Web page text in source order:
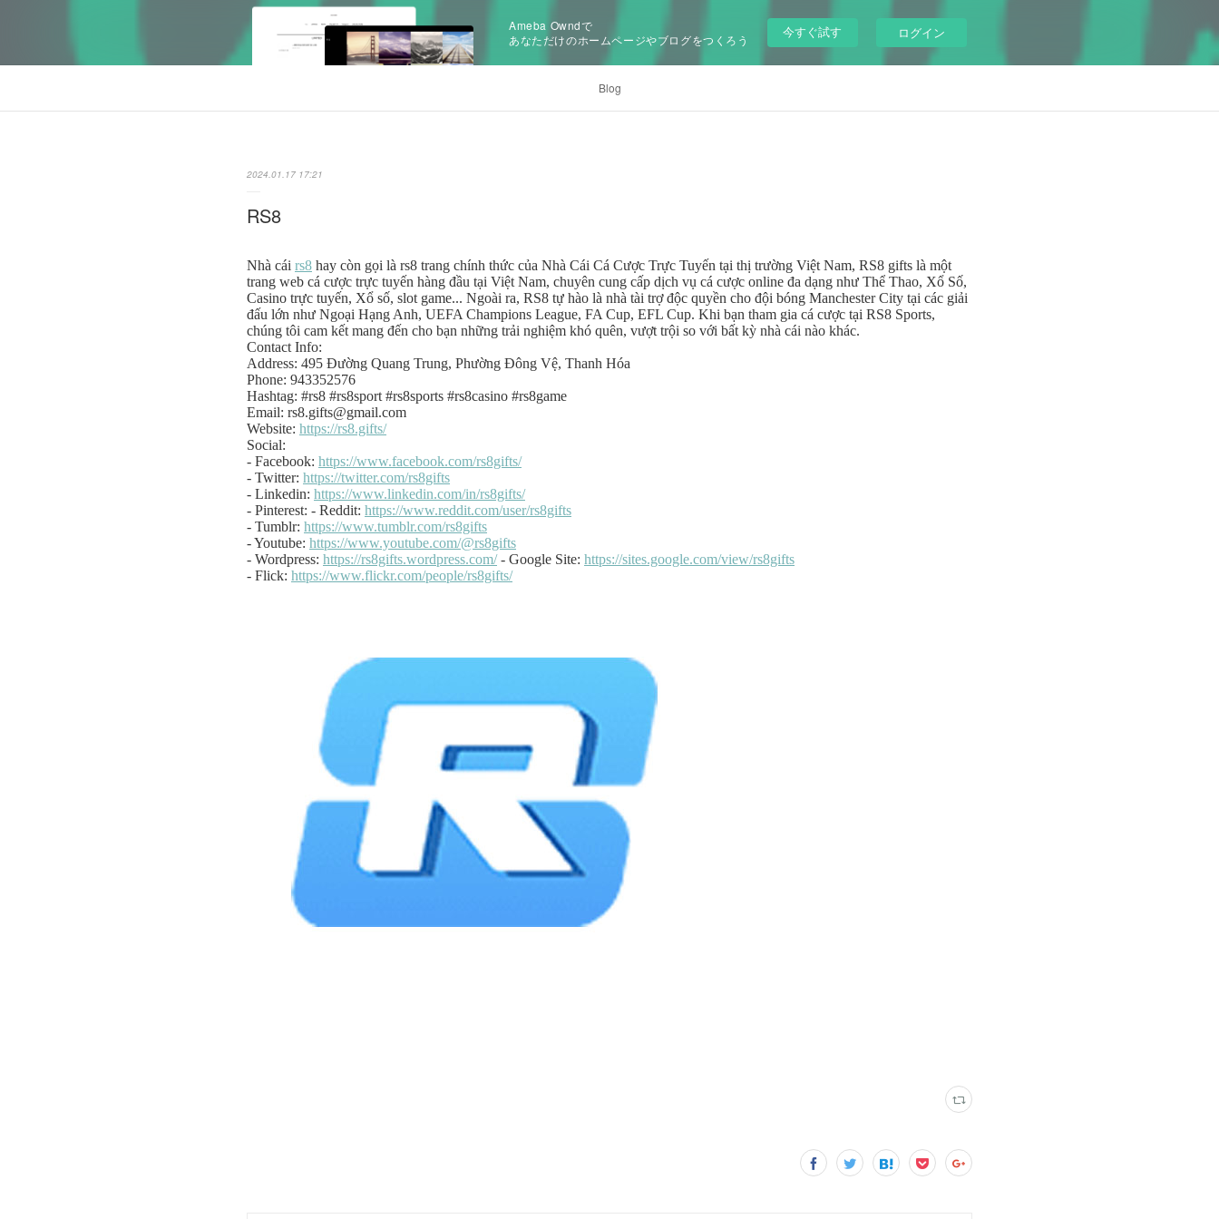
Ameba Owndで
あなただけのホームページやブログをつくろう
今すぐ試す ログイン
Blog
2024.01.17 17:21
RS8